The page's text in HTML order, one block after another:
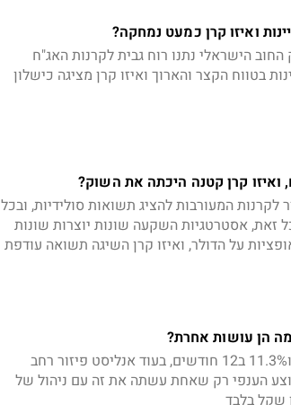
ואיזו קרן כמעט נמחקה?
הישראלי נתנו רוח גבית לקרנות האג"ח
בטווח הקצר והארוך ואיזו קרן מציגה כישלון
ואיזו קרן קטנה היכתה את השוק?
המעורבות להציג תשואות סולידיות, ובכל
זאת, אסטרטגיות השקעה שונות יוצרות שונות
על הדולר, ואיזו קרן השיגה תשואה עודפת
אנליסט 20/80 רשמה 5.5% מתחילת השנה ו11.3% ב12 חודשים, בעוד אנליסט פיזור רחב
עקפו את הממוצע הענפי רק שאחת עשתה את זה עם ניהול של